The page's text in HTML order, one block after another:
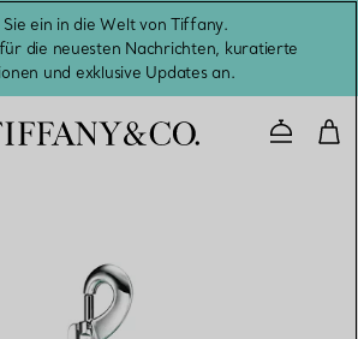
ein in die Welt von Tiffany.
die neuesten Nachrichten, kuratierte
und exklusive Updates an.